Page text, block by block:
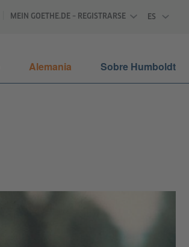
MEIN GOETHE.DE – REGISTRARSE
ES
Alemania Sobre Humboldt